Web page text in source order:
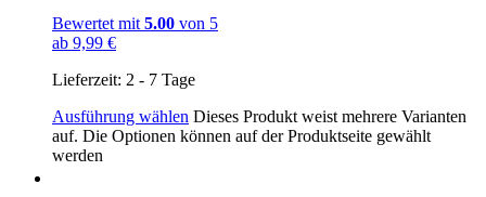
Bewertet mit 5.00 von 5
ab 9,99 €
Lieferzeit: 2 - 7 Tage
Ausführung wählen Dieses Produkt weist mehrere Varianten
auf. Die Optionen können auf der Produktseite gewählt
werden